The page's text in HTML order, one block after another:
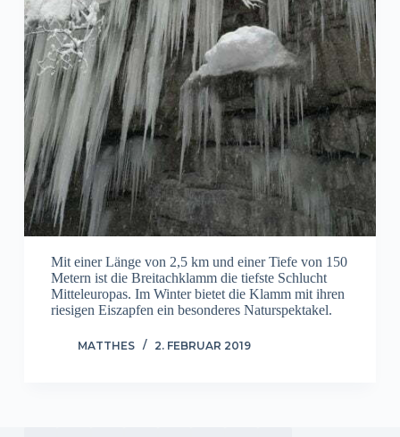
Mit einer Länge von 2,5 km und einer Tiefe von 150
Metern ist die Breitachklamm die tiefste Schlucht
Mitteleuropas. Im Winter bietet die Klamm mit ihren
riesigen Eiszapfen ein besonderes Naturspektakel.
MATTHES 2. FEBRUAR 2019